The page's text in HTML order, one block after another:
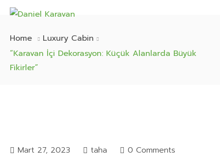
Home
Luxury Cabin
“Karavan İçi Dekorasyon: Küçük Alanlarda Büyük
Fikirler”
Mart 27, 2023 taha 0 Comments